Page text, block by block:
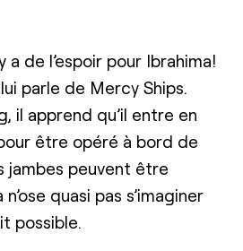
a de l’espoir pour Ibrahima!
parle de Mercy Ships.
il apprend qu’il entre en
être opéré à bord de
jambes peuvent être
quasi pas s’imaginer
possible.